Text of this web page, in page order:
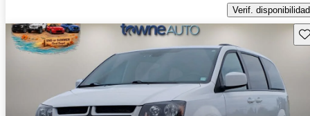
Verif. disponibilidad